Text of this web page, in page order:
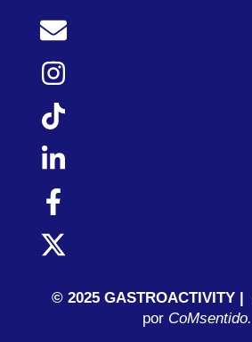
© 2025 GASTROACTIVITY |
porCoMsentido.